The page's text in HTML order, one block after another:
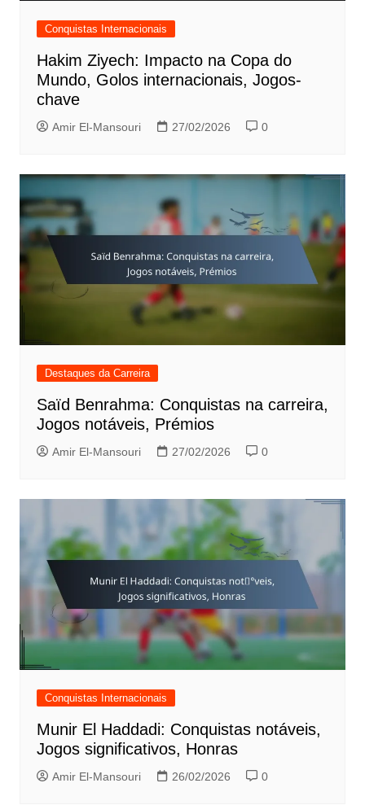
Conquistas Internacionais
Hakim Ziyech: Impacto na Copa do
Mundo, Golos internacionais, Jogos-
chave
Amir El-Mansouri 27/02/2026 0
Destaques da Carreira
Saïd Benrahma: Conquistas na carreira,
Jogos notáveis, Prémios
Amir El-Mansouri 27/02/2026 0
Conquistas Internacionais
Munir El Haddadi: Conquistas notáveis,
Jogos significativos, Honras
Amir El-Mansouri 26/02/2026 0